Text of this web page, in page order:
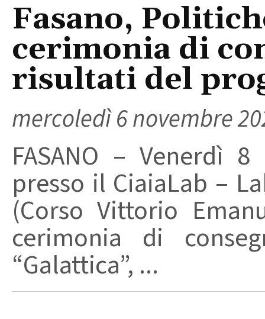
Fasano,
cerimonia di
risultati del
mercoledì 6 novembre
FASANO – Venerdì
presso il CiaiaLab –
(Corso Vittorio
cerimonia di
“Galattica”, ...